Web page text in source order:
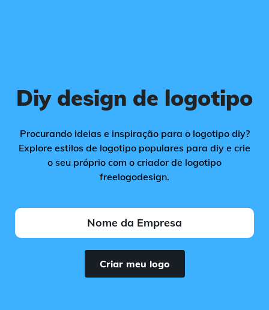
Diy design de logotipo
Procurando ideias e inspiração para o logotipo diy?
Explore estilos de logotipo populares para diy e crie
o seu próprio com o criador de logotipo
freelogodesign.
Criar meu logo